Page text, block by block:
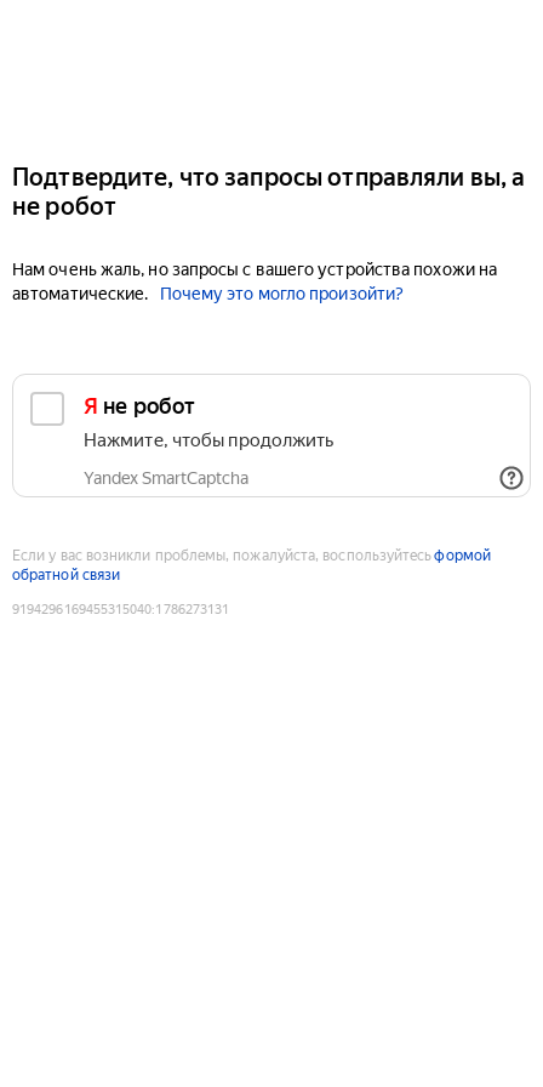
Подтвердите, что запросы отправляли вы, а
не робот
Нам очень жаль, но запросы с вашего устройства похожи на
автоматические.
Почему это могло произойти?
Я не робот
Нажмите, чтобы продолжить
Yandex SmartCaptcha
Если у вас возникли проблемы, пожалуйста, воспользуйтесьформой
обратной связи
9194296169455315040:1786273131